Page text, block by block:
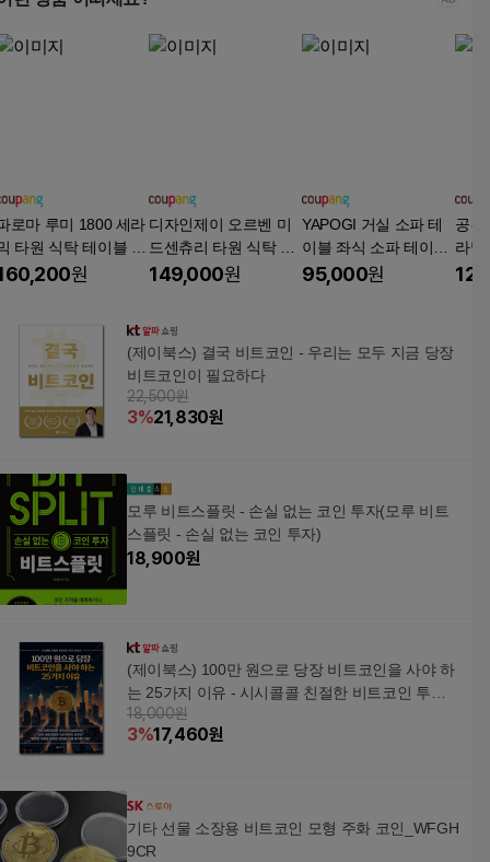
로마 루미 1800 세라
타원 식탁 테이블 방
설치, 화이트, 6인용
원
디자인제이 오르벤 미
드센츄리 타원 식탁 테
이블, 화이트, 2인용
149,000원
YAPOGI 거실 소파 테
이블 좌식 소파 테이블
대리석 세라믹 거실테
95,000원
공간
라믹
방문
(제이북스) 결국 비트코인 - 우리는 모두 지금 당장
비트코인이 필요하다
22,500원
3%21,830원
모루 비트스플릿 - 손실 없는 코인 투자(모루 비트
스플릿 - 손실 없는 코인 투자)
18,900원
(제이북스) 100만 원으로 당장 비트코인을 사야 하
는 25가지 이유 - 시시콜콜 친절한 비트코인 투자
안내서
18,000원
3%17,460원
기타 선물 소장용 비트코인 모형 주화 코인_WFGH
9CR